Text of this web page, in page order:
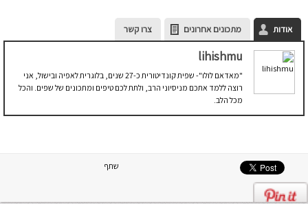
אודות מתכונים אחרונים צרו קשר
lihishmu
"מאדאם לולו"- שפית קונדיטורית כ-27 שנים, בלוגרית לאפיה ובישול, אני
רוצה ללמד אתכם מניסיוני הרב, ולתת לכם טיפים ומתכונים של שפים. והכל
מכל הלב.
שתף